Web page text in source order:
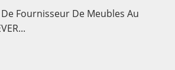
Fournisseur De Meubles Au